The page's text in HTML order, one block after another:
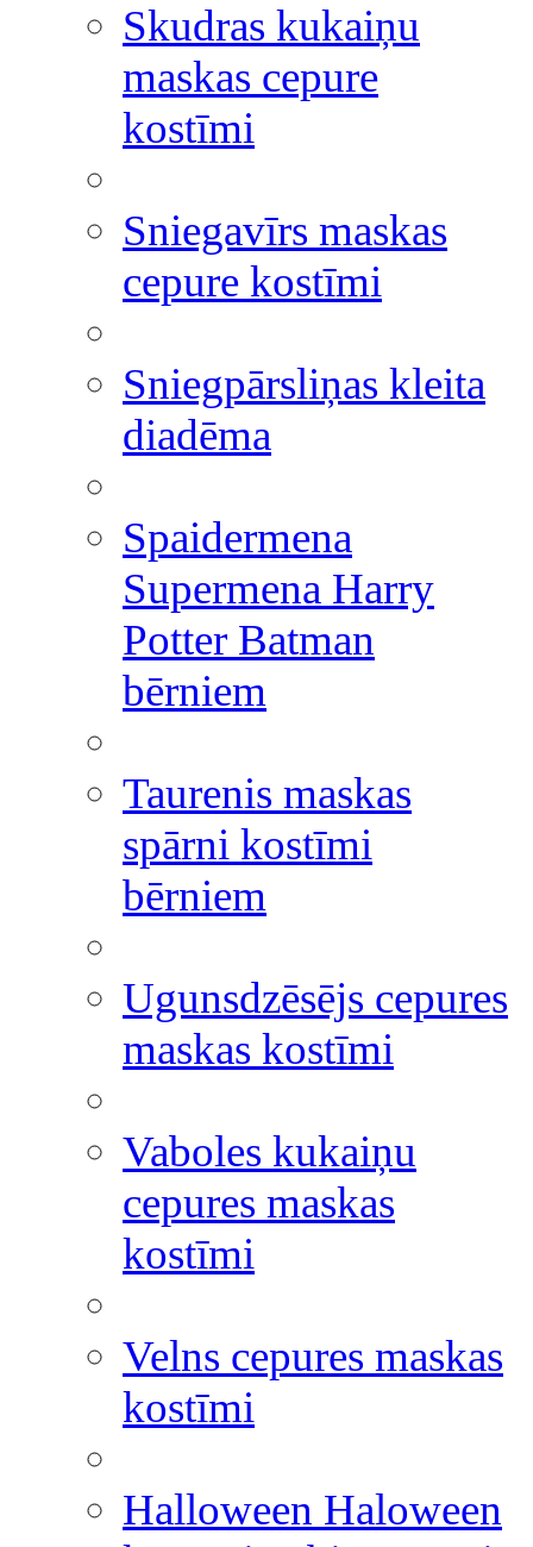
Skudras kukaiņu
maskas cepure
kostīmi
Sniegavīrs maskas
cepure kostīmi
Sniegpārsliņas kleita
diadēma
Spaidermena
Supermena Harry
Potter Batman
bērniem
Taurenis maskas
spārni kostīmi
bērniem
Ugunsdzēsējs cepures
maskas kostīmi
Vaboles kukaiņu
cepures maskas
kostīmi
Velns cepures maskas
kostīmi
Halloween Haloween